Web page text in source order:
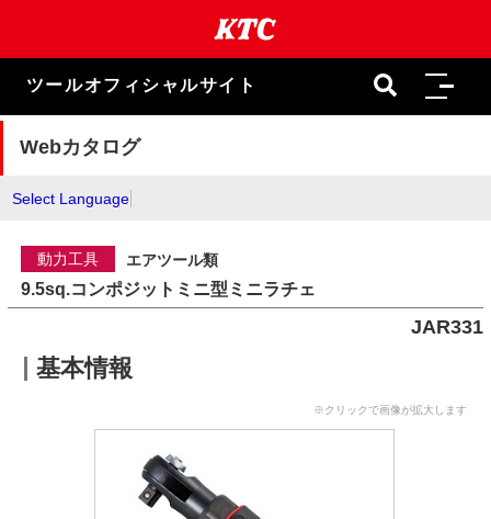
ま
キ
ツールオフィシャルサイト
Webカタログ
Select Language
動力工具 エアツール類
9.5sq.コンポジットミニ型ミニラチェ
JAR331
基本情報
※クリックで画像が拡大します